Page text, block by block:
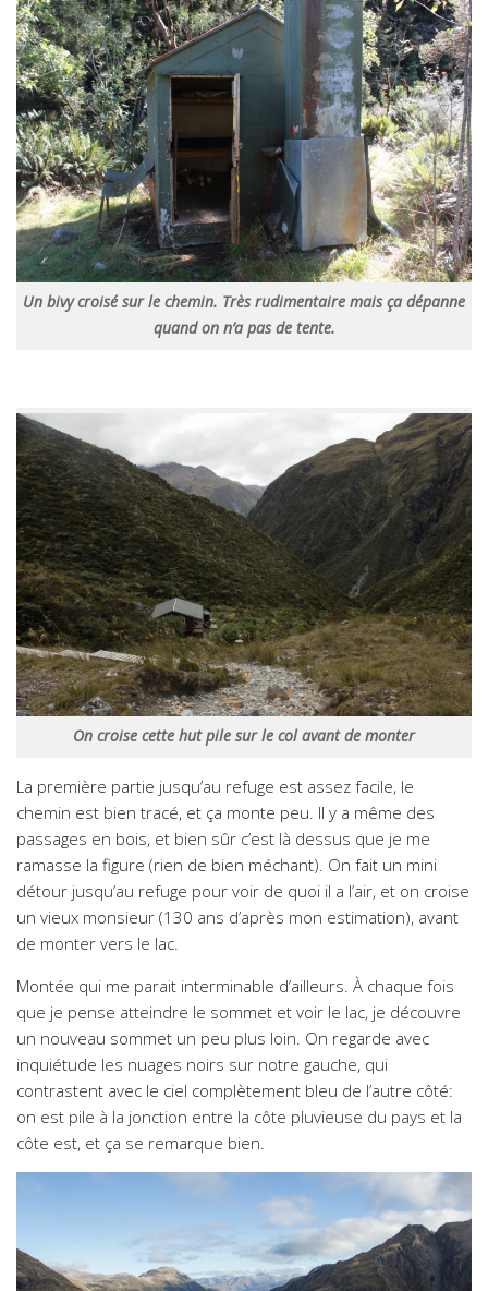
Un bivy croisé sur le chemin. Très rudimentaire mais ça dépanne
quand on n’a pas de tente.
On croise cette hut pile sur le col avant de monter
La première partie jusqu’au refuge est assez facile, le
chemin est bien tracé, et ça monte peu. Il y a même des
passages en bois, et bien sûr c’est là dessus que je me
ramasse la figure (rien de bien méchant). On fait un mini
détour jusqu’au refuge pour voir de quoi il a l’air, et on croise
un vieux monsieur (130 ans d’après mon estimation), avant
de monter vers le lac.
Montée qui me parait interminable d’ailleurs. À chaque fois
que je pense atteindre le sommet et voir le lac, je découvre
un nouveau sommet un peu plus loin. On regarde avec
inquiétude les nuages noirs sur notre gauche, qui
contrastent avec le ciel complètement bleu de l’autre côté:
on est pile à la jonction entre la côte pluvieuse du pays et la
côte est, et ça se remarque bien.